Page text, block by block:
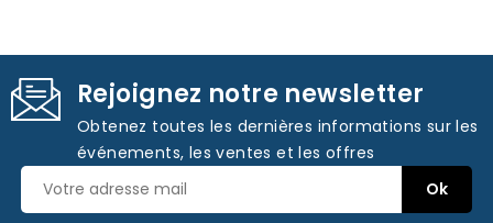
Rejoignez notre newsletter
Obtenez toutes les dernières informations sur les
événements, les ventes et les offres